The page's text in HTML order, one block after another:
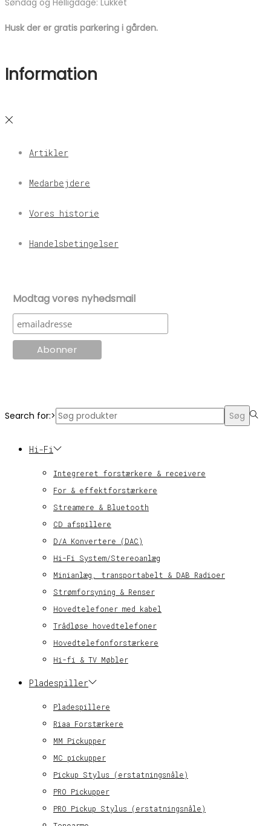
Søndag og Helligdage: Lukket
Husk der er gratis parkering i gården.
Information
Artikler
Medarbejdere
Vores historie
Handelsbetingelser
Modtag vores nyhedsmail
Search for:> Søg
Hi-Fi
Integreret forstærkere & receivere
For & effektforstærkere
Streamere & Bluetooth
CD afspillere
D/A Konvertere (DAC)
Hi-Fi System/Stereoanlæg
Minianlæg, transportabelt & DAB Radioer
Strømforsyning & Renser
Hovedtelefoner med kabel
Trådløse hovedtelefoner
Hovedtelefonforstærkere
Hi-fi & TV Møbler
Pladespiller
Pladespillere
Riaa Forstærkere
MM Pickupper
MC pickupper
Pickup Stylus (erstatningsnåle)
PRO Pickupper
PRO Pickup Stylus (erstatningsnåle)